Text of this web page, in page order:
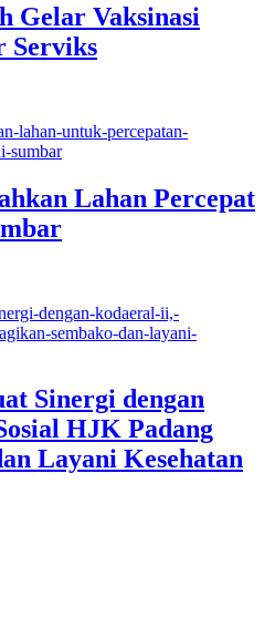
Gelar Vaksinasi
Serviks
Lahan Percepat
Sinergi dengan
HJK Padang
Layani Kesehatan